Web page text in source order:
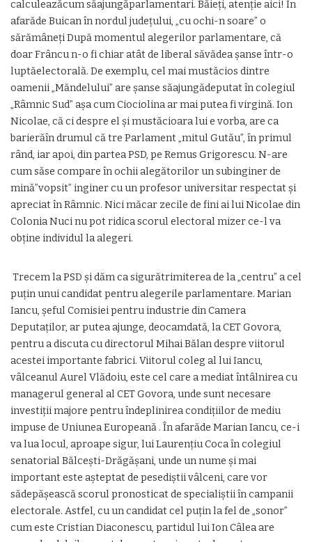
calculeazăcum săajungăparlamentari. Băieți, atenție aici! În
afarăde Buican în nordul județului, „cu ochi-n soare” o
sărămâneți După momentul alegerilor parlamentare, că
doar Frâncu n-o fi chiar atât de liberal săvădea șanse într-o
luptăelectorală. De exemplu, cel mai mustăcios dintre
oamenii „Măndelului” are șanse săajungădeputat în colegiul
„Râmnic Sud” așa cum Ciociolina ar mai putea fi virgină. Ion
Nicolae, că ci despre el și mustăcioara lui e vorba, are ca
barierăîn drumul că tre Parlament „mitul Gutău”, în primul
rând, iar apoi, din partea PSD, pe Remus Grigorescu. N-are
cum săse compare în ochii alegătorilor un subinginer de
mină”vopsit” inginer cu un profesor universitar respectat și
apreciat în Râmnic. Nici măcar zecile de fini ai lui Nicolae din
Colonia Nuci nu pot ridica scorul electoral mizer ce-l va
obține individul la alegeri.
Trecem la PSD și dăm ca sigurătrimiterea de la „centru” a cel
puțin unui candidat pentru alegerile parlamentare. Marian
Iancu, șeful Comisiei pentru industrie din Camera
Deputaților, ar putea ajunge, deocamdată, la CET Govora,
pentru a discuta cu directorul Mihai Bălan despre viitorul
acestei importante fabrici. Viitorul coleg al lui Iancu,
vâlceanul Aurel Vlădoiu, este cel care a mediat întâlnirea cu
managerul general al CET Govora, unde sunt necesare
investiții majore pentru îndeplinirea condițiilor de mediu
impuse de Uniunea Europeană . În afarăde Marian Iancu, ce-i
va lua locul, aproape sigur, lui Laurențiu Coca în colegiul
senatorial Bălcești-Drăgășani, unde un nume și mai
important este așteptat de pesediștii vâlceni, care vor
sădepășească scorul pronosticat de specialiștii în campanii
electorale. Astfel, cu un candidat cel puțin la fel de „sonor”
cum este Cristian Diaconescu, partidul lui Ion Câlea are